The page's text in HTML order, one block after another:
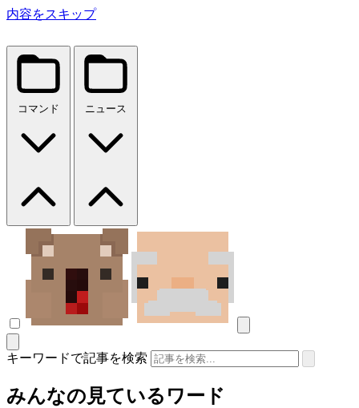
内容をスキップ
コマンド ニュース
キーワードで記事を検索
みんなの見ているワード